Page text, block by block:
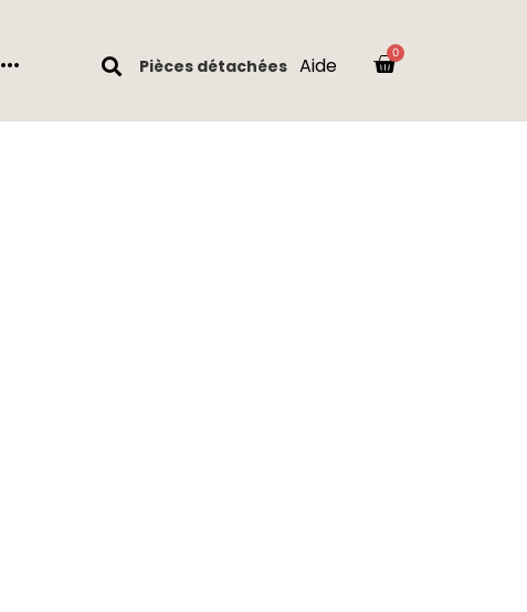
··· Pièces détachées Aide